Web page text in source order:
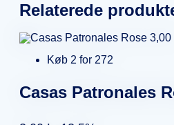
Relaterede
Køb 2 for 272
Casas Patronales